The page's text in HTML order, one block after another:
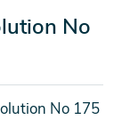
No
No 175